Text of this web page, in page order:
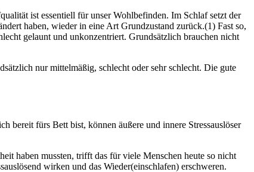
ist essen­ti­ell für unser Wohl­be­fin­den. Im Schlaf setzt der
haben, wieder in eine Art Grundzustand zurück.(1) Fast so,
gelaunt und unkon­zen­triert. Grundsätzlich brauchen nicht
nur mittelmäßig, schlecht oder sehr schlecht. Die gute
bereit fürs Bett bist, können äußere und innere Stressauslöser
haben mussten, trifft das für viele Menschen heute so nicht
wirken und das Wieder(einschlafen) erschweren.